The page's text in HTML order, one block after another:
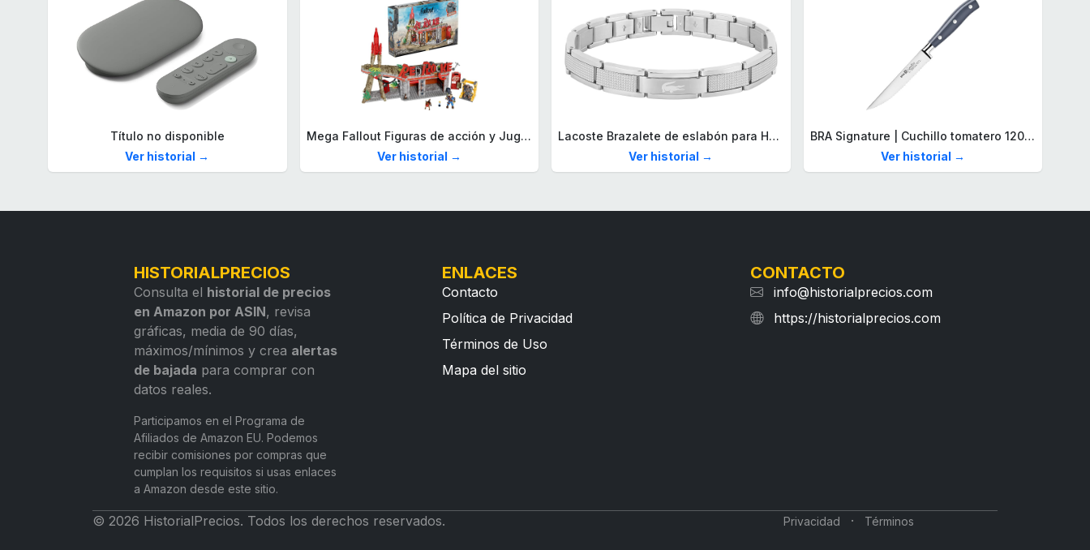
Título no disponible
Ver historial →
Mega Fallout Figuras de acción y Juguetes de construcción, Parada de Camiones Red Rocket con 824 Piezas, 2 Personajes articulados y Accesorios, para coleccionistas, HXT00
Ver historial →
Lacoste Brazalete de eslabón para Hombre Colección STENCIL de Acero inoxidable
Ver historial →
BRA Signature | Cuchillo tomatero 120 mm, Acero Inoxidable alemán forjado con Molibdeno Vanadio, Mango Remachado ABS, Diseño Ergonómico, Hoja 1,6 mm espesor
Ver historial →
HISTORIALPRECIOS
Consulta el historial de precios
en Amazon por ASIN, revisa
gráficas, media de 90 días,
máximos/mínimos y crea alertas
de bajada para comprar con
datos reales.
Participamos en el Programa de
Afiliados de Amazon EU. Podemos
recibir comisiones por compras que
cumplan los requisitos si usas enlaces
a Amazon desde este sitio.
ENLACES
Contacto
Política de Privacidad
Términos de Uso
Mapa del sitio
CONTACTO
info@historialprecios.com
https://historialprecios.com
© 2026 HistorialPrecios. Todos los derechos reservados. Privacidad · Términos